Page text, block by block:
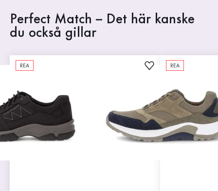
Perfect Match – Det här kanske
du också gillar
REA REA